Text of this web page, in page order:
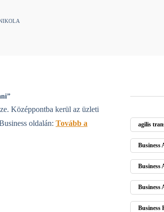
Középpontba kerül az üzleti
oldalán: Tovább a
agilis
Business
Business
Business
Business